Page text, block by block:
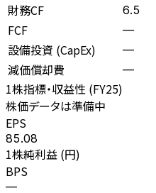
財務CF 6.5
FCF —
設備投資 (CapEx) —
減価償却費 —
1株指標・収益性 (FY25)
株価データは準備中
EPS
85.08
1株純利益 (円)
BPS
—